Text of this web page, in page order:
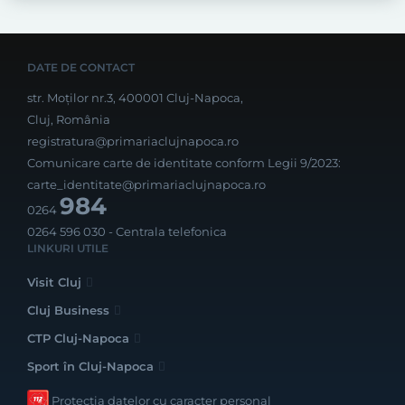
DATE DE CONTACT
str. Moților nr.3, 400001 Cluj-Napoca,
Cluj, România
registratura@primariaclujnapoca.ro
Comunicare carte de identitate conform Legii 9/2023:
carte_identitate@primariaclujnapoca.ro
0264984
0264 596 030 - Centrala telefonica
LINKURI UTILE
Visit Cluj
Cluj Business
CTP Cluj-Napoca
Sport în Cluj-Napoca
Protecția datelor cu caracter personal